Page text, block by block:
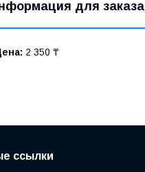
для заказа
2 350 ₸
ссылки